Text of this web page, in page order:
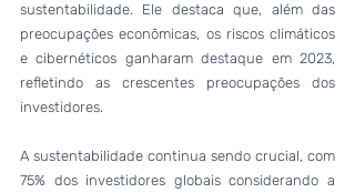
sustentabilidade. Ele destaca que, além das
preocupações econômicas, os riscos climáticos
e cibernéticos ganharam destaque em 2023,
refletindo as crescentes preocupações dos
investidores.
A sustentabilidade continua sendo crucial, com
75% dos investidores globais considerando a